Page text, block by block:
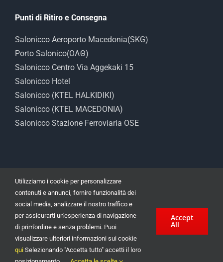
Punti di Ritiro e Consegna
Salonicco Aeroporto Macedonia(SKG)
Porto Salonico(ΟΛΘ)
Salonicco Centro Via Aggekaki 15
Salonicco Hotel
Salonicco (KTEL HALKIDIKI)
Salonicco (KTEL MACEDONIA)
Salonicco Stazione Ferroviaria OSE
Noleggio auto a Salonicco Angelaki 15 | Noleggio auto economico a
Salonicco Centro
Minivan 7 posti e 9 posti | SUV | 4x4 | Jeep | Station Wagon | © 2022 |
Powered bysite-eshop.gr
Utilizziamo i cookie per personalizzare
contenuti e annunci, fornire funzionalità dei
social media, analizzare il nostro traffico e
per assicurarti un'esperienza di navigazione
di prim'ordine e senza problemi. Puoi
visualizzare ulteriori informazioni sui cookie
qui Selezionando "Accetta tutto" accetti il ​​loro
Accept
All